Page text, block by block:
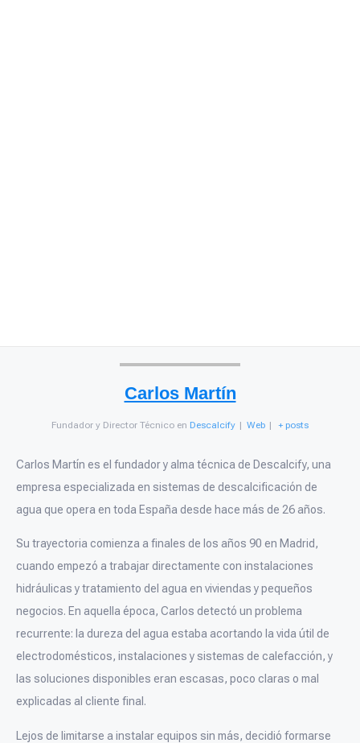
Carlos Martín
Fundador y Director Técnico en Descalcify | Web | + posts
Carlos Martín es el fundador y alma técnica de Descalcify, una
empresa especializada en sistemas de descalcificación de
agua que opera en toda España desde hace más de 26 años.
Su trayectoria comienza a finales de los años 90 en Madrid,
cuando empezó a trabajar directamente con instalaciones
hidráulicas y tratamiento del agua en viviendas y pequeños
negocios. En aquella época, Carlos detectó un problema
recurrente: la dureza del agua estaba acortando la vida útil de
electrodomésticos, instalaciones y sistemas de calefacción, y
las soluciones disponibles eran escasas, poco claras o mal
explicadas al cliente final.
Lejos de limitarse a instalar equipos sin más, decidió formarse